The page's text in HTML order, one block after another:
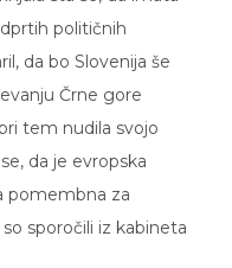
političnih
da bo Slovenija še
Črne gore
tem nudila svojo
da je evropska
pomembna za
sporočili iz kabineta